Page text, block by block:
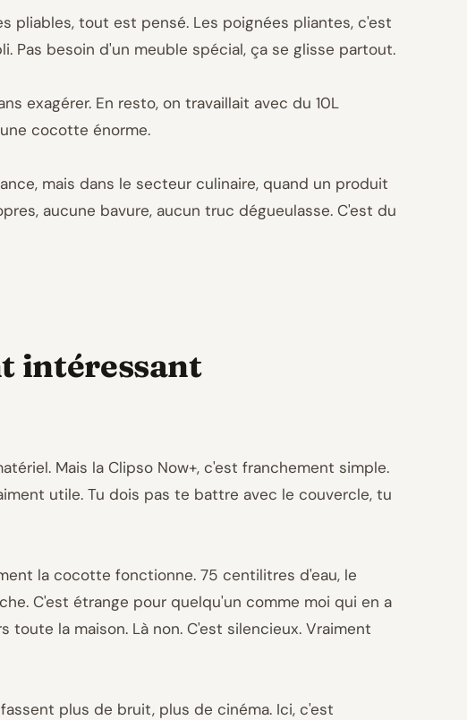
pliables, tout est pensé. Les poignées pliantes, c'est
besoin d'un meuble spécial, ça se glisse partout.
exagérer. En resto, on travaillait avec du 10L
cocotte énorme.
mais dans le secteur culinaire, quand un produit
aucune bavure, aucun truc dégueulasse. C'est du
intéressant
Mais la Clipso Now+, c'est franchement simple.
utile. Tu dois pas te battre avec le couvercle, tu
la cocotte fonctionne. 75 centilitres d'eau, le
C'est étrange pour quelqu'un comme moi qui en a
la maison. Là non. C'est silencieux. Vraiment
plus de bruit, plus de cinéma. Ici, c'est